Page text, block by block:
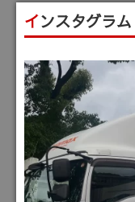
インスタグラム